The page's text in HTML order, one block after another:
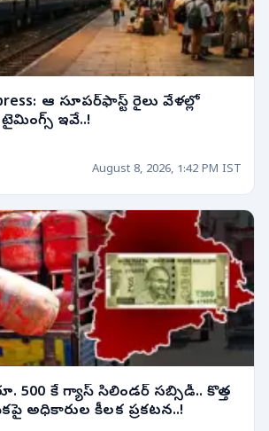
ఆ సూపర్‌ఫాస్ట్ రైలు వేళల్లో
టైమింగ్స్ ఇవే..!
August 8, 2026, 1:42 PM IST
500 కే గ్యాస్ సిలిండర్ సబ్సిడీ.. కొత్త
అధికారుల కీలక ప్రకటన..!